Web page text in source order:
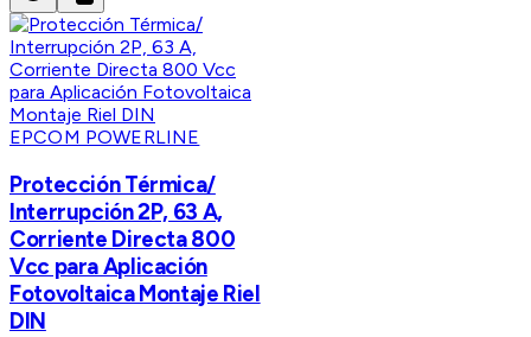
EPCOM POWERLINE
Protección Térmica/
Interrupción 2P, 63 A,
Corriente Directa 800
Vcc para Aplicación
Fotovoltaica Montaje Riel
DIN